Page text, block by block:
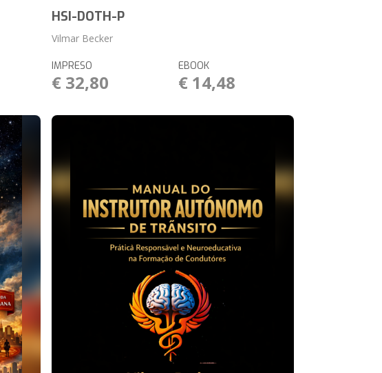
HSI-DOTH-P
Vilmar Becker
IMPRESO
€ 32,80
EBOOK
€ 14,48